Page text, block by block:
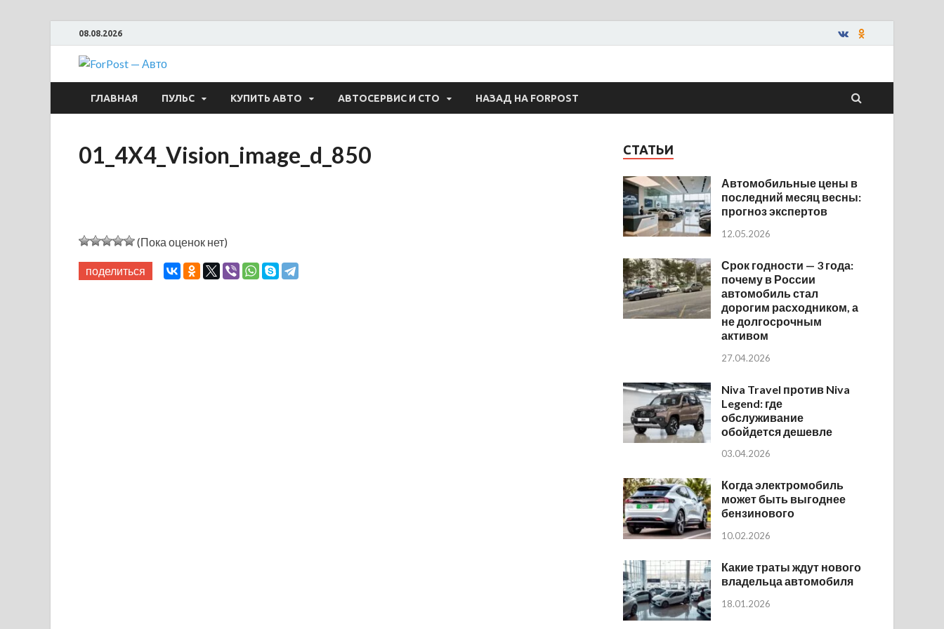
08.08.2026
ForPost — Авто
ГЛАВНАЯ ПУЛЬС КУПИТЬ АВТО АВТОСЕРВИС И СТО НАЗАД НА FORPOST
01_4X4_Vision_image_d_850
(Пока оценок нет)
поделиться
СТАТЬИ
Автомобильные цены в
последний месяц весны:
прогноз экспертов
12.05.2026
Срок годности — 3 года:
почему в России
автомобиль стал
дорогим расходником, а
не долгосрочным
активом
27.04.2026
Niva Travel против Niva
Legend: где
обслуживание
обойдется дешевле
03.04.2026
Когда электромобиль
может быть выгоднее
бензинового
10.02.2026
Какие траты ждут нового
владельца автомобиля
18.01.2026